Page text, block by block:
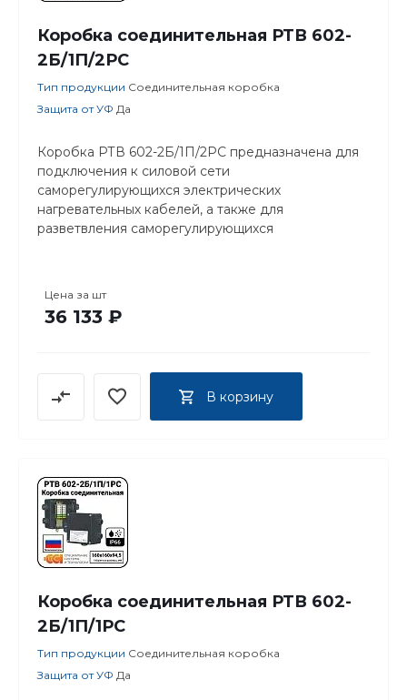
Коробка соединительная РТВ 602-
2Б/1П/2РС
Тип продукции Соединительная коробка
Защита от УФ Да
Коробка РТВ 602-2Б/1П/2РС предназначена для
подключения к силовой сети
саморегулирующихся электрических
нагревательных кабелей, а также для
разветвления саморегулирующихся
Цена за шт
36 133 ₽
В корзину
Коробка соединительная РТВ 602-
2Б/1П/1РС
Тип продукции Соединительная коробка
Защита от УФ Да